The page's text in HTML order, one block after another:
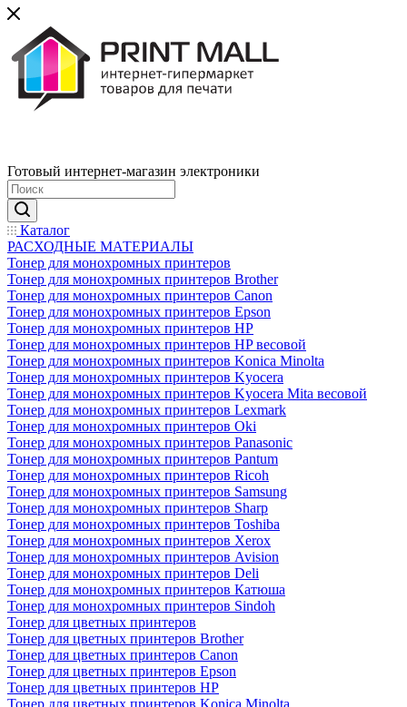
Готовый интернет-магазин электроники
Каталог
РАСХОДНЫЕ МАТЕРИАЛЫ
Тонер для монохромных принтеров
Тонер для монохромных принтеров Brother
Тонер для монохромных принтеров Canon
Тонер для монохромных принтеров Epson
Тонер для монохромных принтеров HP
Тонер для монохромных принтеров HP весовой
Тонер для монохромных принтеров Konica Minolta
Тонер для монохромных принтеров Kyocera
Тонер для монохромных принтеров Kyocera Mita весовой
Тонер для монохромных принтеров Lexmark
Тонер для монохромных принтеров Oki
Тонер для монохромных принтеров Panasonic
Тонер для монохромных принтеров Pantum
Тонер для монохромных принтеров Ricoh
Тонер для монохромных принтеров Samsung
Тонер для монохромных принтеров Sharp
Тонер для монохромных принтеров Toshiba
Тонер для монохромных принтеров Xerox
Тонер для монохромных принтеров Avision
Тонер для монохромных принтеров Deli
Тонер для монохромных принтеров Катюша
Тонер для монохромных принтеров Sindoh
Тонер для цветных принтеров
Тонер для цветных принтеров Brother
Тонер для цветных принтеров Canon
Тонер для цветных принтеров Epson
Тонер для цветных принтеров HP
Тонер для цветных принтеров Konica Minolta